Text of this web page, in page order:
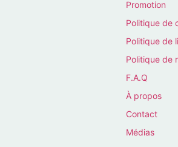
Promotion
Politique de
Politique de
Politique de
F.A.Q
À propos
Contact
Médias